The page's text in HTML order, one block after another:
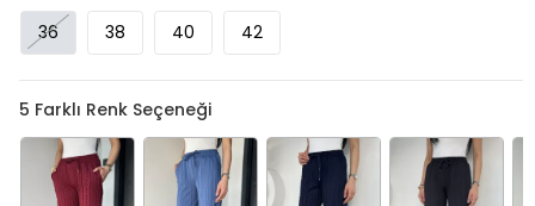
36 38 40 42
5 Farklı Renk Seçeneği